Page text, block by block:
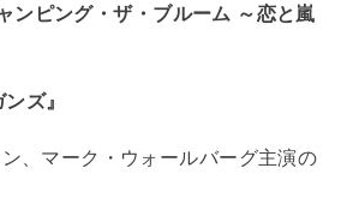
ンピング・ザ・ブルーム ～恋と嵐
ズ』
、マーク・ウォールバーグ主演の